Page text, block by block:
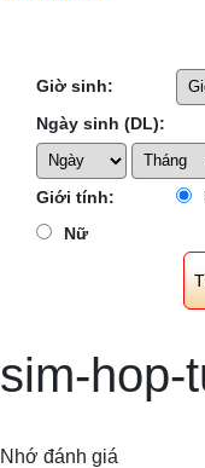
Giờ sinh:
Ngày sinh (DL):
Giới tính:
Nữ
sim-hop-
Nhớ đánh giá